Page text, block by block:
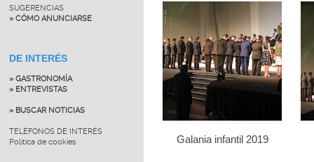
SUGERENCIAS
» CÓMO ANUNCIARSE
DE INTERÉS
» GASTRONOMÍA
» ENTREVISTAS
» BUSCAR NOTICIAS
TELÉFONOS DE INTERÉS
Política de cookies
Galania infantil 2019